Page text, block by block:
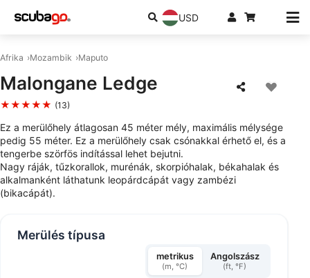
USD
Afrika Mozambik Maputo
Malongane Ledge
★★★★★ (13)
Ez a merülőhely átlagosan 45 méter mély, maximális mélysége
pedig 55 méter. Ez a merülőhely csak csónakkal érhető el, és a
tengerbe szörfös indítással lehet bejutni.
Nagy ráják, tűzkorallok, murénák, skorpióhalak, békahalak és
alkalmanként láthatunk leopárdcápát vagy zambézi
(bikacápát).
Merülés típusa
metrikus
(m, °C)
Angolszász
(ft, °F)